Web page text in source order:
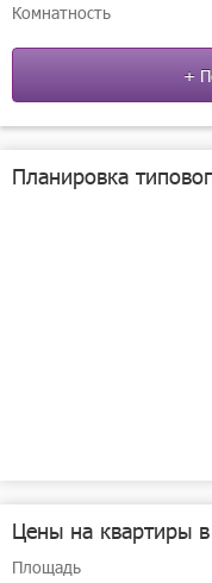
Комнатность
+
Планировка
Цены на квартиры
Площадь